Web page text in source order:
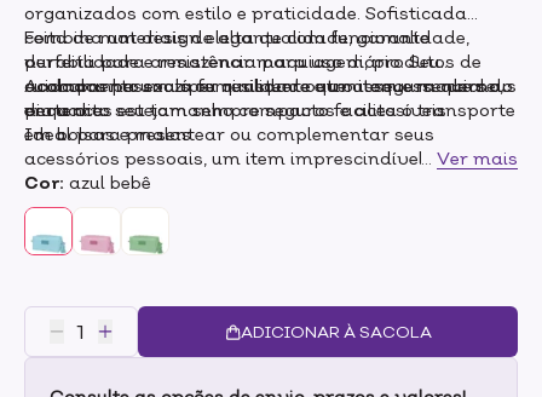
organizados com estilo e praticidade. Sofisticada
combina um design elegante com funcionalidade,
perfeita para armazenar maquiagem, produtos de
cuidados pessoais ou qualquer outro item essencial do
dia a dia.
Feita de materiais de alta qualidade, garante
durabilidade e resistência para uso diário. Seu
acabamento exala feminilidade e um toque moderno,
enquanto seu tamanho compacto facilita o transporte
em bolsas e malas.
Acompanha um zíper resistente que assegura que seus
pertences estejam sempre seguros e acessíveis.
Ideal para presentear ou complementar seus
acessórios pessoais, um item imprescindível para
quem aprecia organização sem comprometer o estilo.
Ver mais
Cor: azul bebê
ADICIONAR À SACOLA